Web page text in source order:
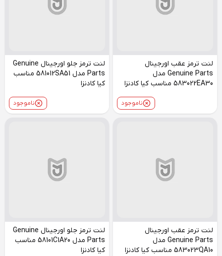
لنت ترمز عقب اورجینال
Genuine Parts مدل
583022EA30 مناسب کیا کادنزا
ناموجود
لنت ترمز جلو اورجینال Genuine
Parts مدل 581012SA51 مناسب
کیا کادنزا
ناموجود
لنت ترمز عقب اورجینال
Genuine Parts مدل
583023QA10 مناسب کیا کادنزا
لنت ترمز جلو اورجینال Genuine
Parts مدل 58101C1A20 مناسب
کیا کادنزا